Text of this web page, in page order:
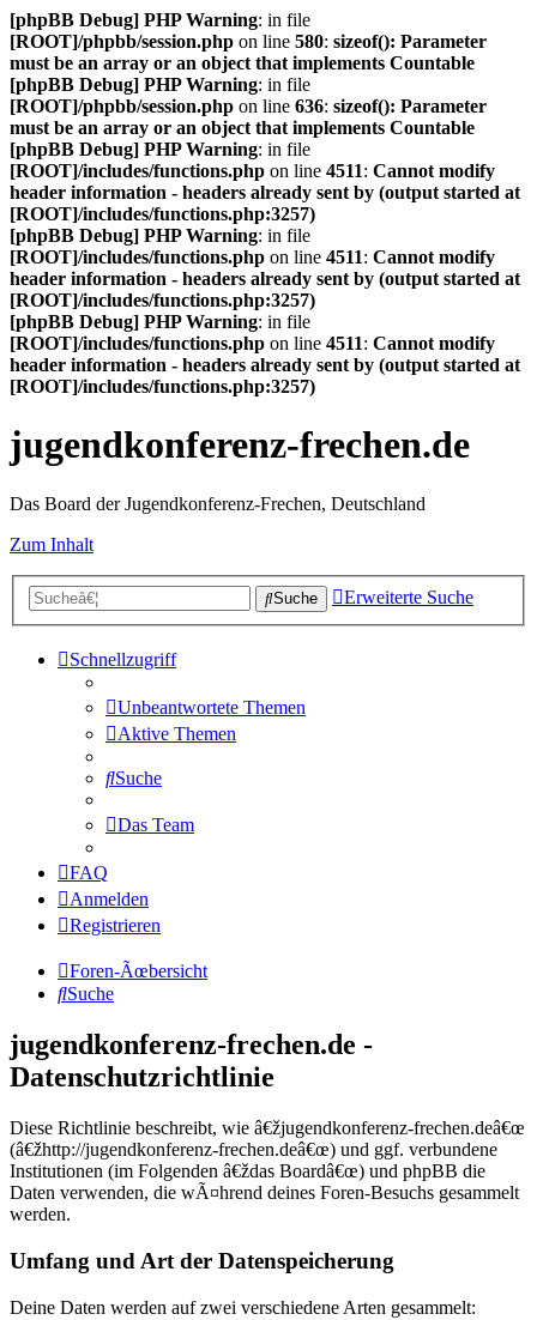
[phpBB Debug] PHP Warning: in file
[ROOT]/phpbb/session.php on line 580: sizeof(): Parameter
must be an array or an object that implements Countable
[phpBB Debug] PHP Warning: in file
[ROOT]/phpbb/session.php on line 636: sizeof(): Parameter
must be an array or an object that implements Countable
[phpBB Debug] PHP Warning: in file
[ROOT]/includes/functions.php on line 4511: Cannot modify
header information - headers already sent by (output started at
[ROOT]/includes/functions.php:3257)
[phpBB Debug] PHP Warning: in file
[ROOT]/includes/functions.php on line 4511: Cannot modify
header information - headers already sent by (output started at
[ROOT]/includes/functions.php:3257)
[phpBB Debug] PHP Warning: in file
[ROOT]/includes/functions.php on line 4511: Cannot modify
header information - headers already sent by (output started at
[ROOT]/includes/functions.php:3257)
jugendkonferenz-frechen.de
Das Board der Jugendkonferenz-Frechen, Deutschland
Zum Inhalt
Suche Erweiterte Suche
Schnellzugriff
Unbeantwortete Themen
Aktive Themen
Suche
Das Team
FAQ
Anmelden
Registrieren
Foren-Ãœbersicht
Suche
jugendkonferenz-frechen.de -
Datenschutzrichtlinie
Diese Richtlinie beschreibt, wie â€žjugendkonferenz-frechen.deâ€œ
(â€žhttp://jugendkonferenz-frechen.deâ€œ) und ggf. verbundene
Institutionen (im Folgenden â€ždas Boardâ€œ) und phpBB die
Daten verwenden, die wÃ¤hrend deines Foren-Besuchs gesammelt
werden.
Umfang und Art der Datenspeicherung
Deine Daten werden auf zwei verschiedene Arten gesammelt: